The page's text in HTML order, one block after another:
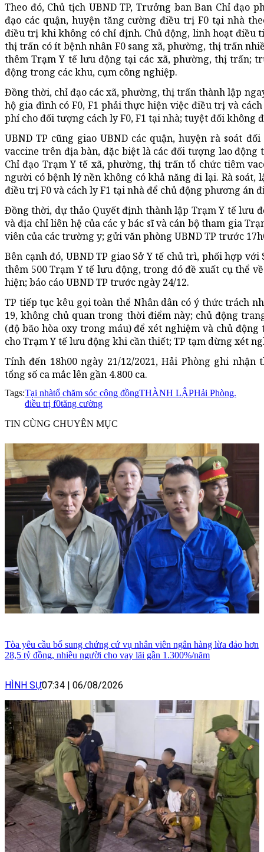
Theo đó, Chủ tịch UBND TP, Trưởng ban Ban Chỉ đạo
đạo các quận, huyện tăng cường điều trị F0 tại nhà
điều trị khi không có chỉ định. Chủ động, linh hoạt điều
thị trấn có ít bệnh nhân F0 sang xã, phường, thị trấn
thêm Trạm Y tế lưu động tại các xã, phường, thị trấn;
động trong các khu, cụm công nghiệp.
Đồng thời, chỉ đạo các xã, phường, thị trấn thành lập
hộ gia đình có F0, F1 phải thực hiện việc điều trị và
phí cho đối tượng cách ly F0, F1 tại nhà; tuyệt đối
UBND TP cũng giao UBND các quận, huyện rà soát
vaccine trên địa bàn, đặc biệt là các đối tượng lao động
Chỉ đạo Trạm Y tế xã, phường, thị trấn tổ chức tiêm
người có bệnh lý nền không có khả năng đi lại. Rà soát,
điều trị F0 và cách ly F1 tại nhà để chủ động phương
Đồng thời, dự thảo Quyết định thành lập Trạm Y tế lưu
và địa chỉ liên hệ của các y bác sĩ và cán bộ tham gia
viên của các trường y; gửi văn phòng UBND TP trước
Bên cạnh đó, UBND TP giao Sở Y tế chủ trì, phối hợp
thêm 500 Trạm Y tế lưu động, trong đó đề xuất cụ thể
hiện; báo cáo UBND TP trước ngày 24/12.
TP tiếp tục kêu gọi toàn thể Nhân dân có ý thức trách
19, không chủ quan trong thời điểm này; chủ động
(độ bão hòa oxy trong máu) để xét nghiệm và chủ
cho Trạm Y tế lưu động khi cần thiết; TP tạm dừng xét
Tính đến 18h00 ngày 21/12/2021, Hải Phòng ghi nhận
tổng số ca mắc lên gần 4.800 ca.
Tags:Tại nhàtổ chăm sóc cộng đồngTHÀNH LẬPHải Phòng.
điều trị f0tăng cường
TIN CÙNG CHUYÊN MỤC
Tòa yêu cầu bổ sung chứng cứ vụ nhân viên ngân hàng lừa đảo hơn
28,5 tỷ đồng, nhiều người cho vay lãi gần 1.300%/năm
HÌNH SỰ07:34 06/08/2026